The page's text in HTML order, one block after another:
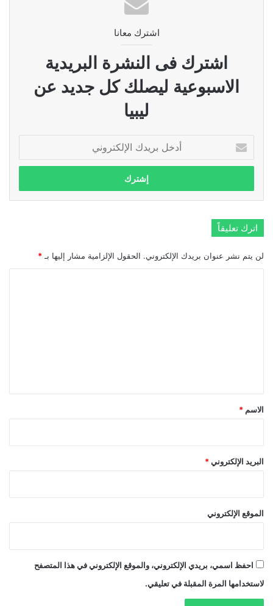
اشترك معانا
اشترك فى النشرة البريدية
الاسبوعية ليصلك كل جديد عن
ليبيا
بريدك
الإلكتروني
اترك تعليقاً
لن يتم نشر عنوان بريدك الإلكتروني. الحقول الإلزامية مشار إليها بـ *
*
الاسم *
البريد الإلكتروني *
الموقع الإلكتروني
احفظ اسمي، بريدي الإلكتروني، والموقع الإلكتروني في هذا المتصفح
لاستخدامها المرة المقبلة في تعليقي.